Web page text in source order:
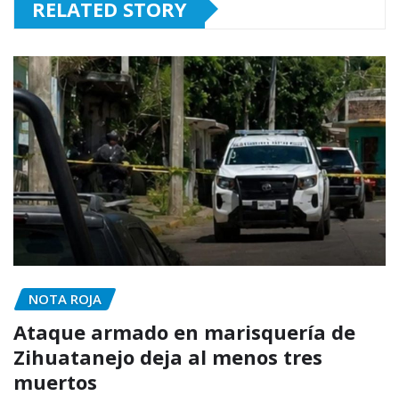
RELATED STORY
NOTA ROJA
Ataque armado en marisquería de
Zihuatanejo deja al menos tres
muertos